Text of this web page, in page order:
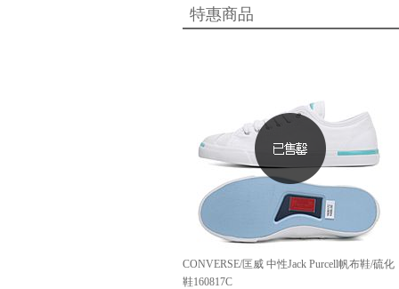
特惠商品
CONVERSE/匡威 中性Jack Purcell帆布鞋/硫化
鞋160817C